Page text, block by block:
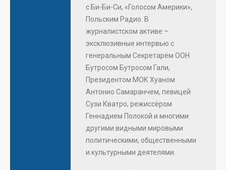
с Би-Би-Си, «Голосом Америки»,
Польским Радио. В
журналистском активе –
эксклюзивные интервью с
генеральным Секретарём ООН
Бутросом Бутросом Гали,
Президентом МОК Хуаном
Антонио Самаранчем, певицей
Сузи Кватро, режиссёром
Геннадием Полокой и многими
другими видными мировыми
политическими, общественными
и культурными деятелями.